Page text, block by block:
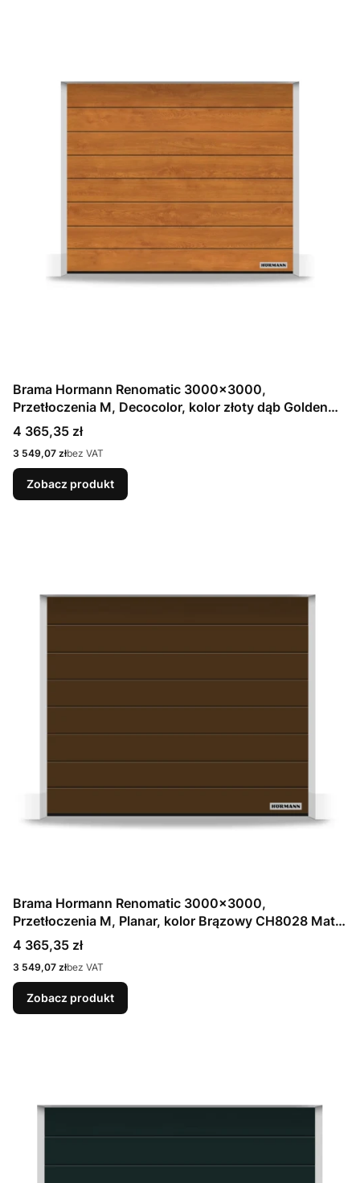
Brama Hormann Renomatic 3000x3000,
Przetłoczenia M, Decocolor, kolor złoty dąb Golden
Oak + Prowadzenie N
Cena
4 365,35 zł
Cena
3 549,07 złbez VAT
Zobacz produkt
Brama Hormann Renomatic 3000x3000,
Przetłoczenia M, Planar, kolor Brązowy CH8028 Matt
deluxe + Prowadzenie N
Cena
4 365,35 zł
Cena
3 549,07 złbez VAT
Zobacz produkt